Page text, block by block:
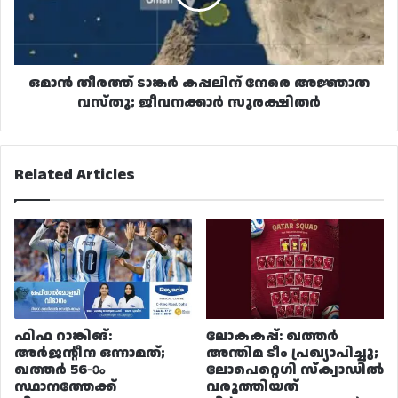
വസ്തു;
ജീവനക്കാർ
സുരക്ഷിതർ
ഒമാൻ തീരത്ത് ടാങ്കർ കപ്പലിന് നേരെ അജ്ഞാത
വസ്തു; ജീവനക്കാർ സുരക്ഷിതർ
Related Articles
ഫിഫ റാങ്കിങ്:
അർജന്റീന ഒന്നാമത്;
ഖത്തർ 56-ാം
സ്ഥാനത്തേക്ക്
ലോകകപ്പ്: ഖത്തർ
അന്തിമ ടീം പ്രഖ്യാപിച്ചു;
ലോപെറ്റെഗി സ്ക്വാഡിൽ
വരുത്തിയത്